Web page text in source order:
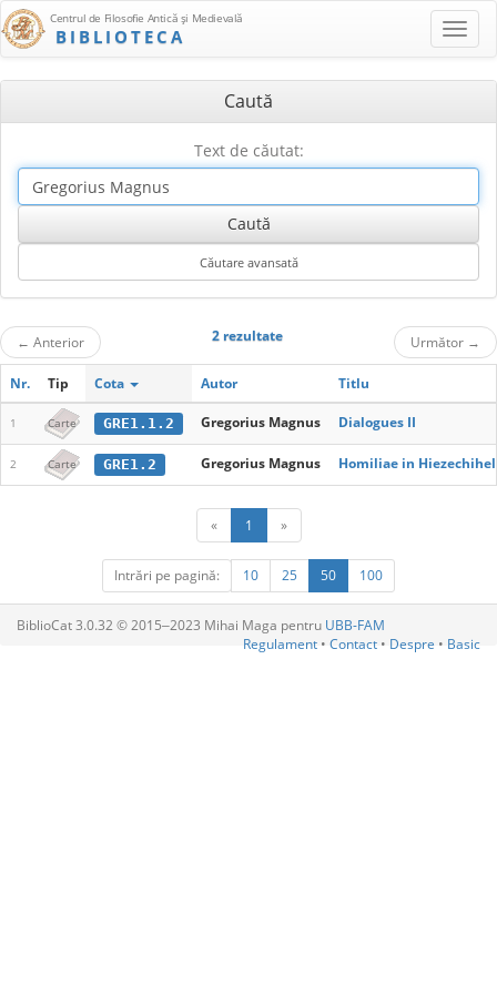
Centrul de Filosofie Antică şi Medievală
BIBLIOTECA
Caută
Text de căutat:
← Anterior 2 rezultate Următor →
Nr. Tip Cota Autor Titlu
1 Carte GRE1.1.2 Gregorius Magnus Dialogues II
2 Carte GRE1.2 Gregorius Magnus Homiliae in
« 1 »
Intrări pe pagină: 10 25 50 100
BiblioCat 3.0.32 © 2015‒2023 Mihai Maga pentru UBB-FAM
Regulament • Contact • Despre • Basic